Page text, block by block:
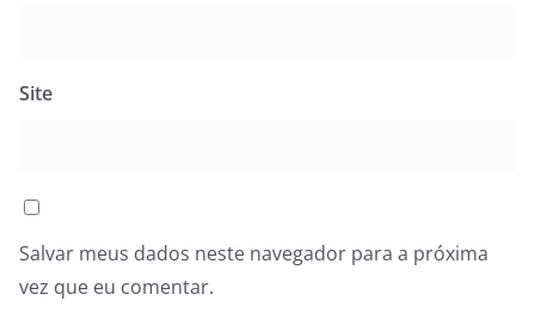
Site
Salvar meus dados neste navegador para a próxima
vez que eu comentar.